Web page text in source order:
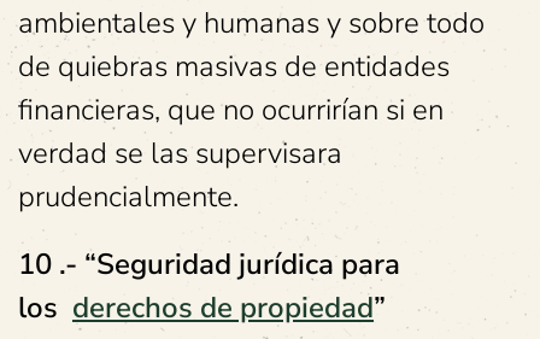
ambientales y humanas y sobre todo
de quiebras masivas de entidades
financieras, que no ocurrirían si en
verdad se las supervisara
prudencialmente.
10 .- “Seguridad jurídica para
los derechos de propiedad”